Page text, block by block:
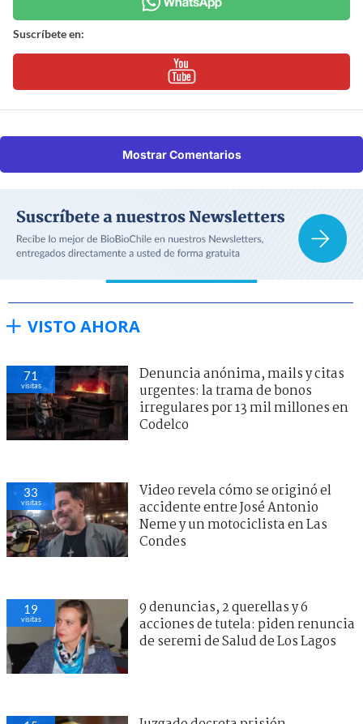
Suscríbete en:
Mostrar Comentarios
VISTO AHORA
71
visitas
Denuncia anónima, mails y citas
urgentes: la trama de bonos
irregulares por 13 mil millones en
Codelco
33
visitas
Video revela cómo se originó el
accidente entre José Antonio
Neme y un motociclista en Las
Condes
19
visitas
9 denuncias, 2 querellas y 6
acciones de tutela: piden renuncia
de seremi de Salud de Los Lagos